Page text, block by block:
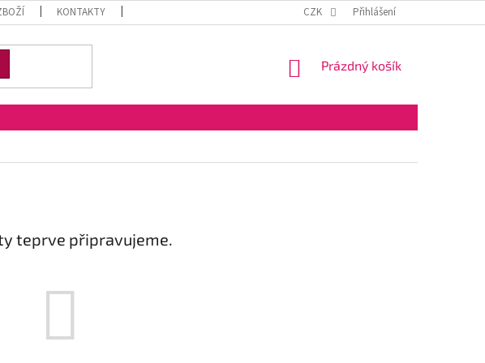
KONTAKTY OBCHODNÍ PODMÍNKY VELKOOBCHOD
CZK Přihlášení
NÁKUPNÍ
Prázdný košík
teprve připravujeme.